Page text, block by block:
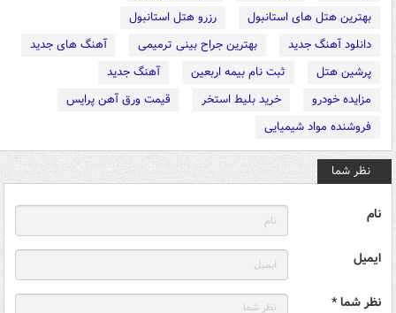
بهترین هتل های استانبول
رزرو هتل استانبول
دانلود آهنگ جدید
بهترین جراح بینی ترمیمی
آهنگ های جدید
پرشین هتل
ثبت نام بیمه اربعین
آهنگ جدید
مزایده خودرو
خرید بلیط استخر
قیمت ورق آهن پرایس
فروشنده مواد شیمیایی
نظر شما
نام
ایمیل
نظر شما *